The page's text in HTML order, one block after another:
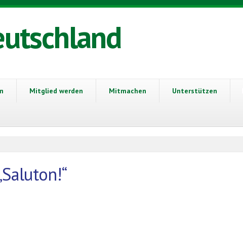
Mitglied werden Mitmachen Unterstützen